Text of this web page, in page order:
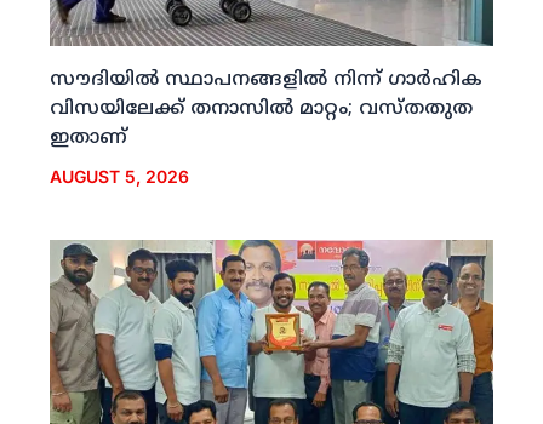
സൗദിയില്‍ സ്ഥാപനങ്ങളില്‍ നിന്ന് ഗാര്‍ഹിക
വിസയിലേക്ക് തനാസില്‍ മാറ്റം; വസ്തതുത
ഇതാണ്
AUGUST 5, 2026